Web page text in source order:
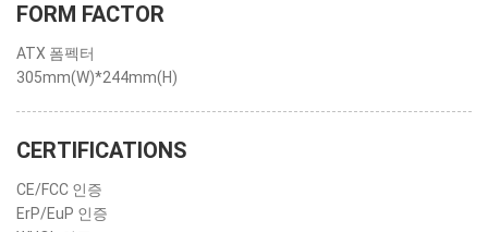
FORM FACTOR
ATX 폼펙터
305mm(W)*244mm(H)
CERTIFICATIONS
CE/FCC 인증
ErP/EuP 인증